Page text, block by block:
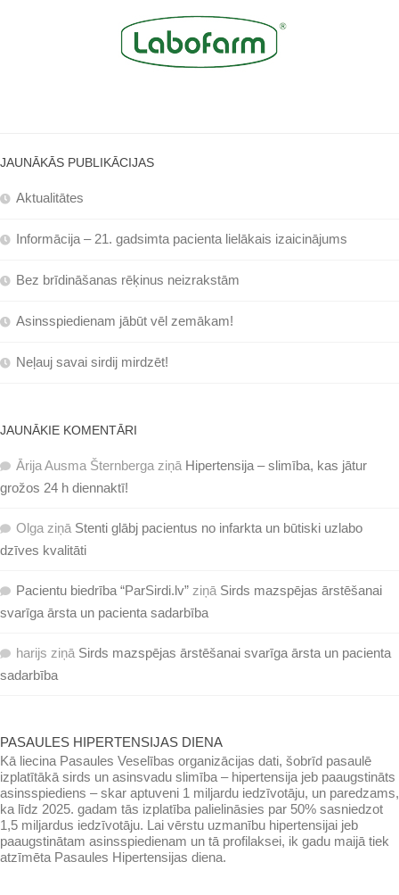
JAUNĀKĀS PUBLIKĀCIJAS
Aktualitātes
Informācija – 21. gadsimta pacienta lielākais izaicinājums
Bez brīdināšanas rēķinus neizrakstām
Asinsspiedienam jābūt vēl zemākam!
Neļauj savai sirdij mirdzēt!
JAUNĀKIE KOMENTĀRI
Ārija Ausma Šternberga ziņā Hipertensija – slimība, kas jātur
grožos 24 h diennaktī!
Olga ziņā Stenti glābj pacientus no infarkta un būtiski uzlabo
dzīves kvalitāti
Pacientu biedrība “ParSirdi.lv” ziņā Sirds mazspējas ārstēšanai
svarīga ārsta un pacienta sadarbība
harijs ziņā Sirds mazspējas ārstēšanai svarīga ārsta un pacienta
sadarbība
PASAULES HIPERTENSIJAS DIENA
Kā liecina Pasaules Veselības organizācijas dati, šobrīd pasaulē
izplatītākā sirds un asinsvadu slimība – hipertensija jeb paaugstināts
asinsspiediens – skar aptuveni 1 miljardu iedzīvotāju, un paredzams,
ka līdz 2025. gadam tās izplatība palielināsies par 50% sasniedzot
1,5 miljardus iedzīvotāju. Lai vērstu uzmanību hipertensijai jeb
paaugstinātam asinsspiedienam un tā profilaksei, ik gadu maijā tiek
atzīmēta Pasaules Hipertensijas diena.